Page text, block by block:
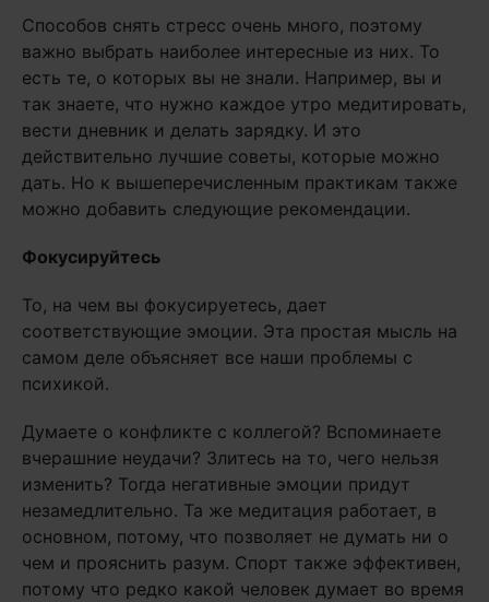
Способов снять стресс очень много, поэтому
важно выбрать наиболее интересные из них. То
есть те, о которых вы не знали. Например, вы и
так знаете, что нужно каждое утро медитировать,
вести дневник и делать зарядку. И это
действительно лучшие советы, которые можно
дать. Но к вышеперечисленным практикам также
можно добавить следующие рекомендации.
Фокусируйтесь
То, на чем вы фокусируетесь, дает
соответствующие эмоции. Эта простая мысль на
самом деле объясняет все наши проблемы с
психикой.
Думаете о конфликте с коллегой? Вспоминаете
вчерашние неудачи? Злитесь на то, чего нельзя
изменить? Тогда негативные эмоции придут
незамедлительно. Та же медитация работает, в
основном, потому, что позволяет не думать ни о
чем и прояснить разум. Спорт также эффективен,
потому что редко какой человек думает во время